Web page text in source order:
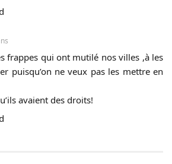
frappes qui ont mutilé nos villes ,à les
puisqu’on ne veux pas les mettre en
avaient des droits!